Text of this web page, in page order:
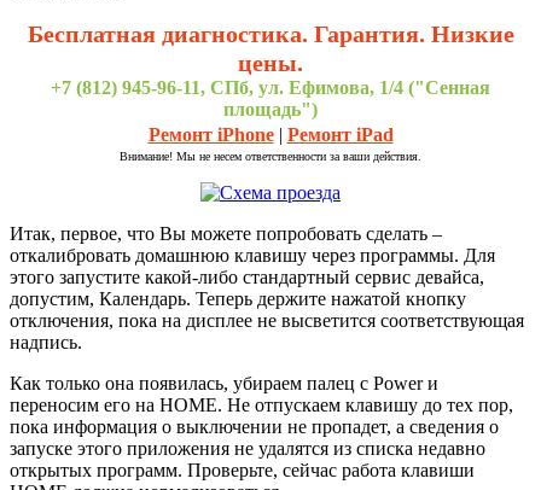
Бесплатная диагностика. Гарантия. Низкие
цены.
+7 (812) 945-96-11, СПб, ул. Ефимова, 1/4 ("Сенная
площадь")
Ремонт iPhone| Ремонт iPad
Внимание! Мы не несем ответственности за ваши действия.
Итак, первое, что Вы можете попробовать сделать –
откалибровать домашнюю клавишу через программы. Для
этого запустите какой-либо стандартный сервис девайса,
допустим, Календарь. Теперь держите нажатой кнопку
отключения, пока на дисплее не высветится соответствующая
надпись.
Как только она появилась, убираем палец с Power и
переносим его на НОМЕ. Не отпускаем клавишу до тех пор,
пока информация о выключении не пропадет, а сведения о
запуске этого приложения не удалятся из списка недавно
открытых программ. Проверьте, сейчас работа клавиши